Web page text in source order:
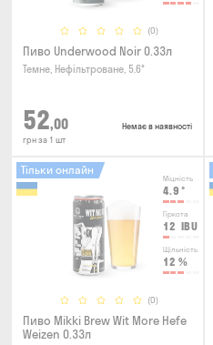
(0)
Пиво Underwood Noir 0.33л
Темне, Нефільтроване, 5.6°
52,00
грн за 1 шт
Немає в наявності
Міцність
4.9 °
Гіркота
12 IBU
Щільність
12 %
(0)
Тільки онлайн
Пиво Mikki Brew Wit More Hefe
Weizen 0.33л